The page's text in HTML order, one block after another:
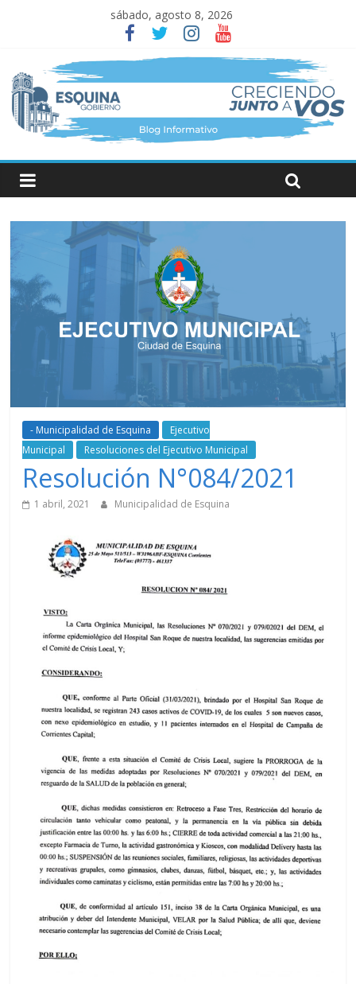
sábado, agosto 8, 2026
- Municipalidad de Esquina
Ejecutivo
Municipal
Resoluciones del Ejecutivo Municipal
Resolución N°084/2021
1 abril, 2021 Municipalidad de Esquina